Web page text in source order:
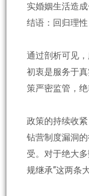
实婚姻生活造成
结语：回归理
通过剖析可见
初衷是服务于
策严密监管，绝
政策的持续收
钻营制度漏洞
受。对于绝大
规继承”这两条